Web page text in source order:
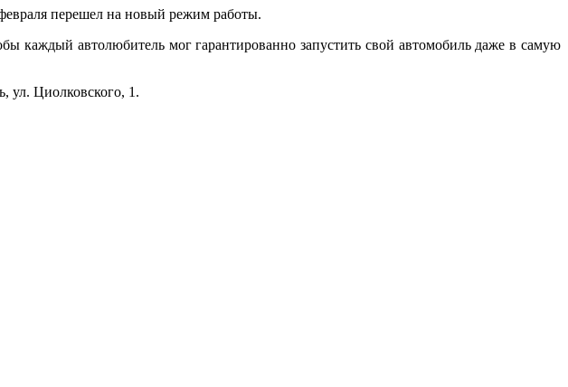
перешел на новый режим работы.
каждый автолюбитель мог гарантированно запустить свой автомобиль даже в самую
ул. Циолковского, 1.